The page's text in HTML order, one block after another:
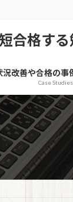
合格す
況改善や合格の事
Case Studies